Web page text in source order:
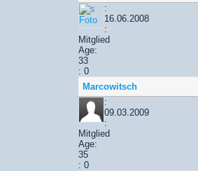
:
16.06.2008
:
Mitglied
Age:
33
: 0
Marcowitsch
:
09.03.2009
:
Mitglied
Age:
35
: 0